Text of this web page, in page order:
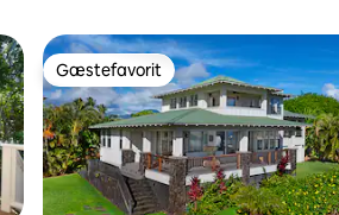
Gæstefavorit
Gæstefavorit